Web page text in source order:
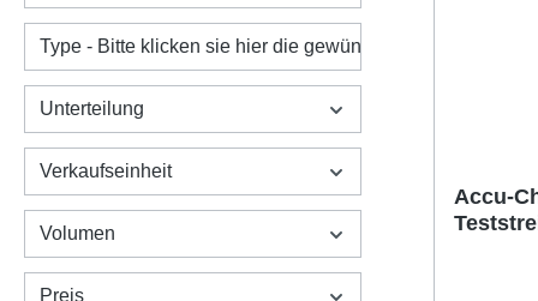
Type - Bitte klicken sie hier die gewünschte Variante an:
Unterteilung
Verkaufseinheit
Volumen
Preis
Accu-